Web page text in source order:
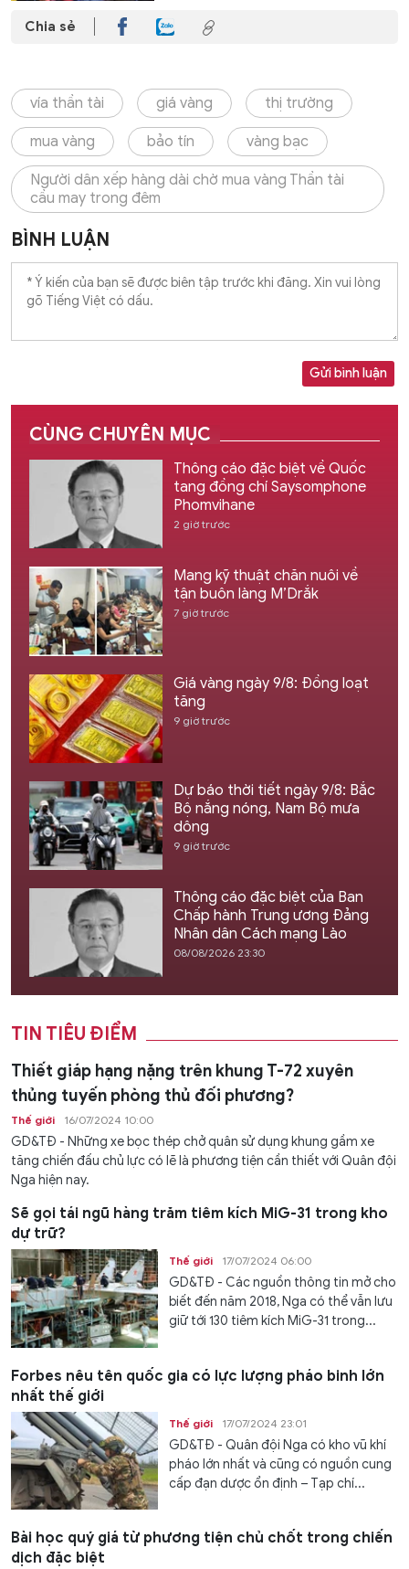
Chia sẻ
vía thần tài giá vàng thị trường
mua vàng bảo tín vàng bạc
Người dân xếp hàng dài chờ mua vàng Thần tài
cầu may trong đêm
BÌNH LUẬN
Gửi bình luận
CÙNG CHUYÊN MỤC
Thông cáo đặc biệt về Quốc
tang đồng chí Saysomphone
Phomvihane
2 giờ trước
Mang kỹ thuật chăn nuôi về
tận buôn làng M’Drắk
7 giờ trước
Giá vàng ngày 9/8: Đồng loạt
tăng
9 giờ trước
Dự báo thời tiết ngày 9/8: Bắc
Bộ nắng nóng, Nam Bộ mưa
dông
9 giờ trước
Thông cáo đặc biệt của Ban
Chấp hành Trung ương Đảng
Nhân dân Cách mạng Lào
08/08/2026 23:30
TIN TIÊU ĐIỂM
Thiết giáp hạng nặng trên khung T-72 xuyên
thủng tuyến phòng thủ đối phương?
Thế giới 16/07/2024 10:00
GD&TĐ - Những xe bọc thép chở quân sử dụng khung gầm xe
tăng chiến đấu chủ lực có lẽ là phương tiện cần thiết với Quân đội
Nga hiện nay.
Sẽ gọi tái ngũ hàng trăm tiêm kích MiG-31 trong kho
dự trữ?
Thế giới 17/07/2024 06:00
GD&TĐ - Các nguồn thông tin mở cho
biết đến năm 2018, Nga có thể vẫn lưu
giữ tới 130 tiêm kích MiG-31 trong...
Forbes nêu tên quốc gia có lực lượng pháo binh lớn
nhất thế giới
Thế giới 17/07/2024 23:01
GD&TĐ - Quân đội Nga có kho vũ khí
pháo lớn nhất và cũng có nguồn cung
cấp đạn dược ổn định – Tạp chí...
Bài học quý giá từ phương tiện chủ chốt trong chiến
dịch đặc biệt